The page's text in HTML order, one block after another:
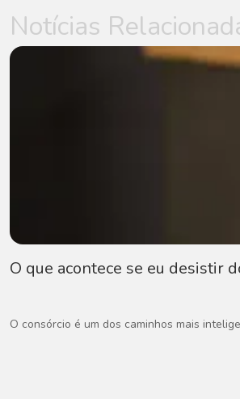
Notícias
O que acontece se eu desistir
O consórcio é um dos caminhos mais